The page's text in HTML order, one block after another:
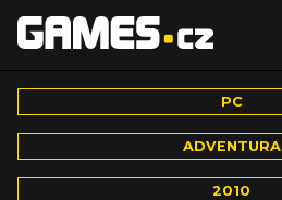
PC
ADVENTURA
2010